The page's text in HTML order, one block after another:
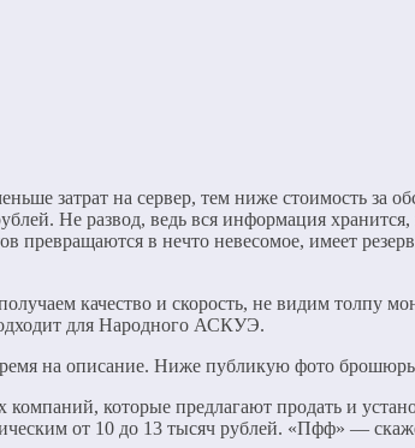
затрат на сервер, тем ниже стоимость за
Не развод, ведь вся информация
в нечто невесомое, имеет
качество и скорость, не видим толпу
для Народного АСКУЭ.
на описание. Ниже публикую фото
которые предлагают продать и
от 10 до 13 тысяч рублей. «Пфф» —